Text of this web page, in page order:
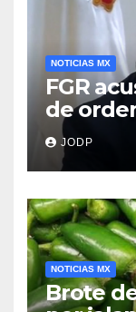
NOTICIAS MX
FGR
de
clave
JODP
NOTICIAS MX
Brote